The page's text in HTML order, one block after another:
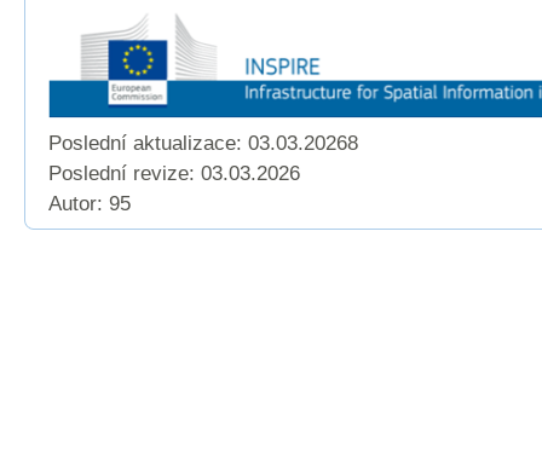
Poslední aktualizace: 03.03.20268
Poslední revize: 03.03.2026
Autor: 95